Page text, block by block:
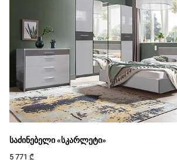
საძინებელი «სკარლეტი»
5 771 ₾